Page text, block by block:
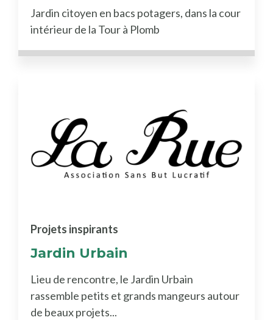
Jardin citoyen en bacs potagers, dans la cour
intérieur de la Tour à Plomb
Jardin Urbain
Projets inspirants
Lieu de rencontre, le Jardin Urbain
rassemble petits et grands mangeurs autour
de beaux projets...